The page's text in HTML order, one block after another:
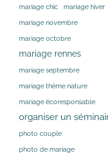
mariage chic mariage hiver
mariage novembre
mariage octobre
mariage rennes
mariage septembre
mariage thème nature
mariage écoresponsable
organiser un
photo couple
photo de mariage